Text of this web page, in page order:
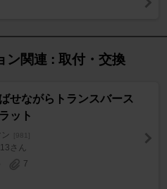
ン関連 : 取付・交換
せながらトランスバース
ット
さん
7